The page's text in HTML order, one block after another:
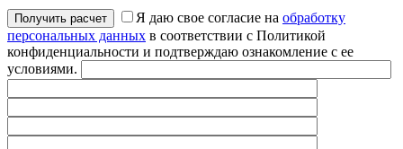
Я даю свое согласие на обработку
персональных данных в соответствии с Политикой
конфиденциальности и подтверждаю ознакомление с ее
условиями.